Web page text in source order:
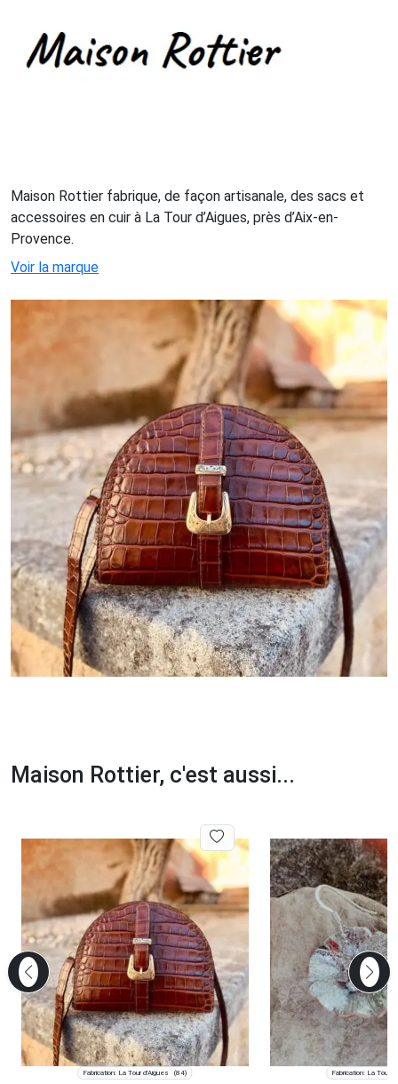
Maison Rottier fabrique, de façon artisanale, des sacs et
accessoires en cuir à La Tour d’Aigues, près d’Aix-en-
Provence.
Voir la marque
Maison Rottier, c'est aussi...
Fabrication: La Tour d'Aigues (84) Fabrication: La Tour